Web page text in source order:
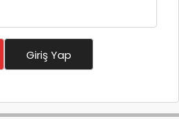
Giriş Yap